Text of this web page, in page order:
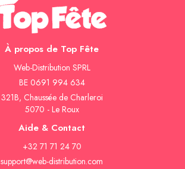
À propos de Top Fête
Web-Distribution SPRL
BE 0691 994 634
321B, Chaussée de Charleroi
5070 - Le Roux
Aide & Contact
+32 71 71 24 70
support@web-distribution.com